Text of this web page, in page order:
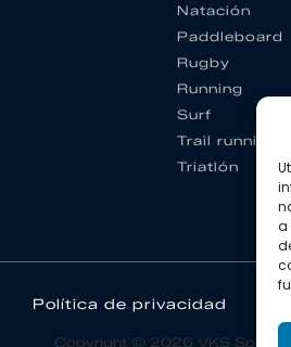
a
Natación
Paddleboard
Rugby
Running
Surf
Trail running
Triatlón
Política de privacidad
Copyright © 2026 VKS Sport.